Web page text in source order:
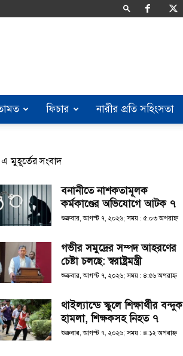
ফিচার নারীর প্রতি সহিংসতা
এ মুহূর্তের সংবাদ
বনানীতে নাশকতামূলক
কর্মকাণ্ডের অভিযোগে আটক ৭
শুক্রবার, আগস্ট ৭, ২০২৬; সময় : ৫:০৩ অপরাহ্ণ
গভীর সমুদ্রের সম্পদ আহরণের
চেষ্টা চলছে: স্বরাষ্ট্রমন্ত্রী
শুক্রবার, আগস্ট ৭, ২০২৬; সময় : ৪:৫৬ অপরাহ্ণ
থাইল্যান্ডে স্কুলে শিক্ষার্থীর বন্দুক
হামলা, শিক্ষকসহ নিহত ৭
শুক্রবার, আগস্ট ৭, ২০২৬; সময় : ৪:১২ অপরাহ্ণ